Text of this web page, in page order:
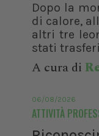
Dopo la
di calore,
altri tre
stati
A cura di
06/08/2026
ATTIVITÀ